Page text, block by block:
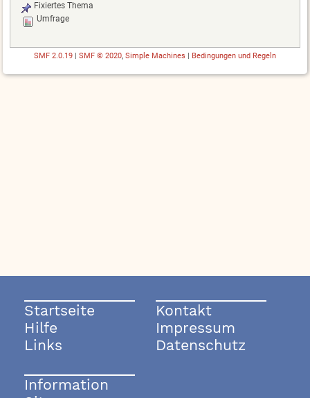
Fixiertes Thema
Umfrage
SMF 2.0.19 | SMF © 2020, Simple Machines | Bedingungen und Regeln
Startseite
Hilfe
Links
Kontakt
Impressum
Datenschutz
Information